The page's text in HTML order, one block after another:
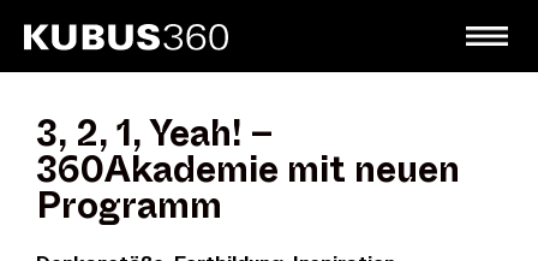
3, 2, 1, Yeah! –
360Akademie mit neuen
Programm